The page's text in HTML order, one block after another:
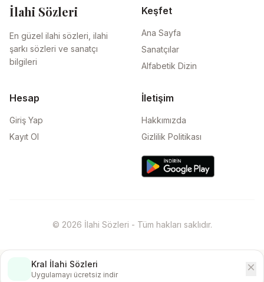
İlahi Sözleri
En güzel ilahi sözleri, ilahi
şarkı sözleri ve sanatçı
bilgileri
Keşfet
Ana Sayfa
Sanatçılar
Alfabetik Dizin
Hesap
Giriş Yap
Kayıt Ol
İletişim
Hakkımızda
Gizlilik Politikası
© 2026 İlahi Sözleri - Tüm hakları saklıdır.
Kral İlahi Sözleri
Uygulamayı ücretsiz indir
close